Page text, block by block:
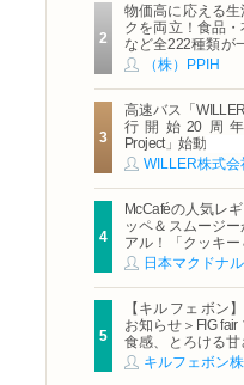
物価高に応える
クを両立！食品
など全222種類が
ループ「夏福袋」
(木)より順次スター
（株）PPIH
高速バス「
行開始20周年
Project」始動
WILLER株式会
McCaféの人気レ
ッペ＆スムージ
アル！「クッキー
コフラッペ」「マ
ー」8月5日（水）
日本マクドナ
【キル フェ ボン
お知らせ＞FIG
食感、とろける甘
魅力をたっぷりと
イチジク尽くしの
キルフェボン